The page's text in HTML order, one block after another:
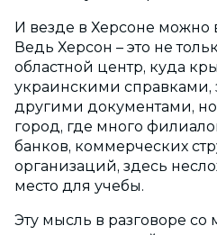
И везде в Херсоне можно
Ведь Херсон – это не
областной центр, куда
украинскими справками,
другими документами,
город, где много
банков, коммерческих
организаций, здесь
место для учебы.
Эту мысль в разговоре со